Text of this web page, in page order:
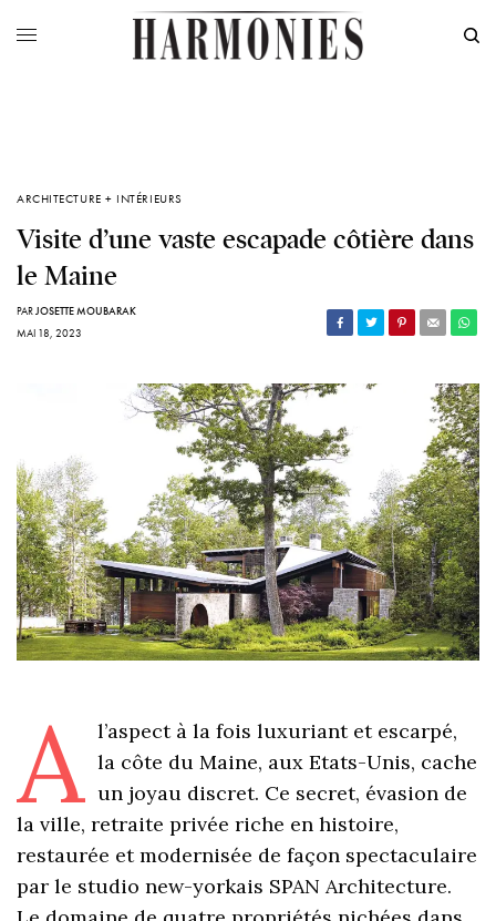
ARCHITECTURE + INTÉRIEURS
Visite d’une vaste escapade côtière dans
le Maine
PARJOSETTE MOUBARAK
MAI 18, 2023
A l’aspect à la fois luxuriant et escarpé,
la côte du Maine, aux Etats-Unis, cache
un joyau discret. Ce secret, évasion de
la ville, retraite privée riche en histoire,
restaurée et modernisée de façon spectaculaire
par le studio new-yorkais SPAN Architecture.